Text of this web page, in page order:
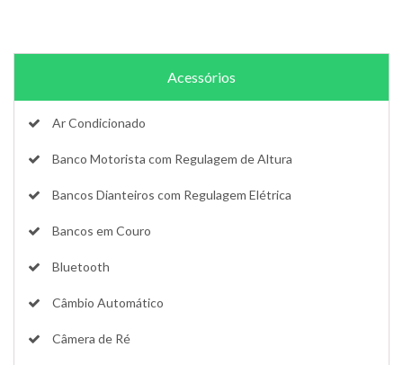
Acessórios
Ar Condicionado
Banco Motorista com Regulagem de Altura
Bancos Dianteiros com Regulagem Elétrica
Bancos em Couro
Bluetooth
Câmbio Automático
Câmera de Ré